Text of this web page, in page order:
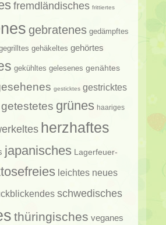
fremdländisches frittiertes
gebratenes gedämpftes
gehäkeltes gehörtes
gekühltes gelesenes genähtes
gesticktes gestricktes
getestetes grünes haariges
herzhaftes
japanisches Lagerfeuer-
leichtes neues
schwedisches
thüringisches veganes